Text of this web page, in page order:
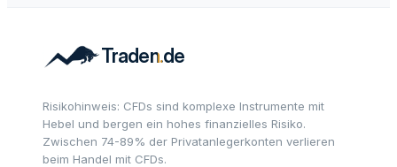
Risikohinweis: CFDs sind komplexe Instrumente mit
Hebel und bergen ein hohes finanzielles Risiko.
Zwischen 74-89% der Privatanlegerkonten verlieren
beim Handel mit CFDs.